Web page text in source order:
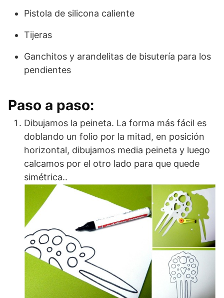
Pistola de silicona caliente
Tijeras
Ganchitos y arandelitas de bisutería para los
pendientes
Paso a paso:
Dibujamos la peineta. La forma más fácil es
doblando un folio por la mitad, en posición
horizontal, dibujamos media peineta y luego
calcamos por el otro lado para que quede
simétrica..